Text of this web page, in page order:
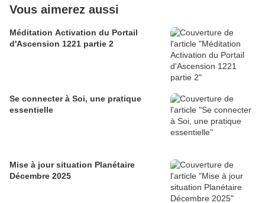
Vous aimerez aussi
Méditation Activation du Portail
d'Ascension 1221 partie 2
Se connecter à Soi, une pratique
essentielle
Mise à jour situation Planétaire
Décembre 2025